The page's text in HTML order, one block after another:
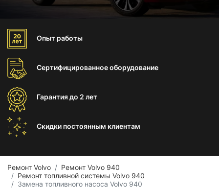
Опыт работы
Сертифицированноеоборудование
Гарантиядо 2 лет
Скидки постоянным клиентам
Ремонт Volvo
Ремонт Volvo 940
Ремонт топливной системы Volvo 940
Замена топливного насоса Volvo 940